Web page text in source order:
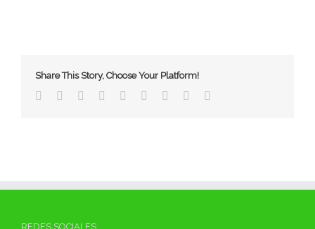
Share This Story, Choose Your Platform!
Facebook
TwitterLinkedin
Reddit TumblrGoogle+Pinterest
REDES SOCIALES